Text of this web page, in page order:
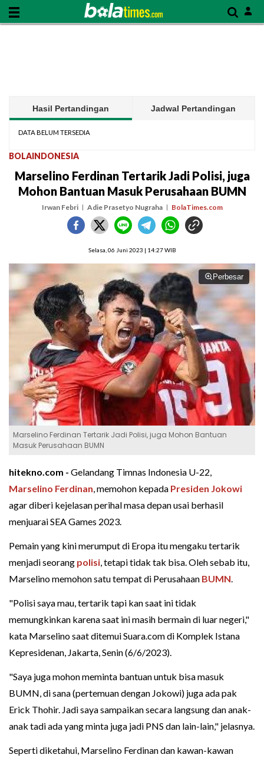
Hasil Pertandingan Jadwal Pertandingan
DATA BELUM TERSEDIA
BOLAINDONESIA
Marselino Ferdinan Tertarik Jadi Polisi, juga
Mohon Bantuan Masuk Perusahaan BUMN
Irwan Febri Adie Prasetyo Nugraha BolaTimes.com
Selasa, 06 Juni 2023 | 14:27 WIB
Perbesar
Marselino Ferdinan Tertarik Jadi Polisi, juga Mohon Bantuan
Masuk Perusahaan BUMN
hitekno.com - Gelandang Timnas Indonesia U-22,
Marselino Ferdinan, memohon kepada Presiden Jokowi
agar diberi kejelasan perihal masa depan usai berhasil
menjuarai SEA Games 2023.
Pemain yang kini merumput di Eropa itu mengaku tertarik
menjadi seorang polisi, tetapi tidak tak bisa. Oleh sebab itu,
Marselino memohon satu tempat di Perusahaan BUMN.
"Polisi saya mau, tertarik tapi kan saat ini tidak
memungkinkan karena saat ini masih bermain di luar negeri,"
kata Marselino saat ditemui Suara.com di Komplek Istana
Kepresidenan, Jakarta, Senin (6/6/2023).
"Saya juga mohon meminta bantuan untuk bisa masuk
BUMN, di sana (pertemuan dengan Jokowi) juga ada pak
Erick Thohir. Jadi saya sampaikan secara langsung dan anak-
anak tadi ada yang minta juga jadi PNS dan lain-lain," jelasnya.
Seperti diketahui, Marselino Ferdinan dan kawan-kawan